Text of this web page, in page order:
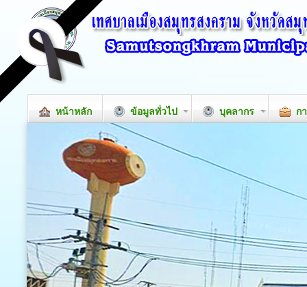
หน้าหลัก ข้อมูลทั่วไป บุคลากร ก